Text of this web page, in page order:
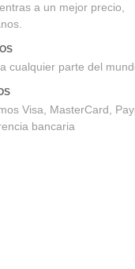
a un mejor precio,
cualquier parte del
Visa, MasterCard,
bancaria